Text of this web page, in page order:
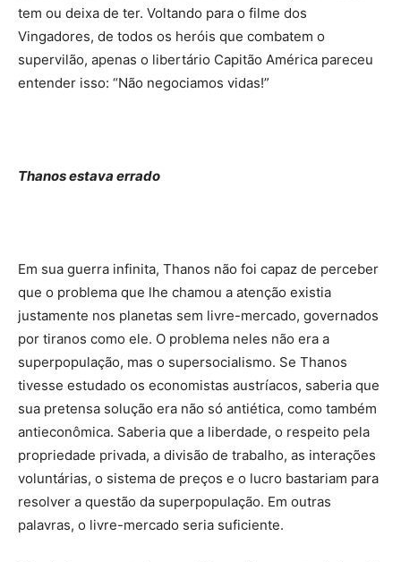
tem ou deixa de ter. Voltando para o filme dos
Vingadores, de todos os heróis que combatem o
supervilão, apenas o libertário Capitão América pareceu
entender isso: “Não negociamos vidas!”
Thanos estava errado
Em sua guerra infinita, Thanos não foi capaz de perceber
que o problema que lhe chamou a atenção existia
justamente nos planetas sem livre-mercado, governados
por tiranos como ele. O problema neles não era a
superpopulação, mas o supersocialismo. Se Thanos
tivesse estudado os economistas austríacos, saberia que
sua pretensa solução era não só antiética, como também
antieconômica. Saberia que a liberdade, o respeito pela
propriedade privada, a divisão de trabalho, as interações
voluntárias, o sistema de preços e o lucro bastariam para
resolver a questão da superpopulação. Em outras
palavras, o livre-mercado seria suficiente.